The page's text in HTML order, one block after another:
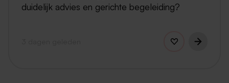
duidelijk advies en gerichte begeleiding?